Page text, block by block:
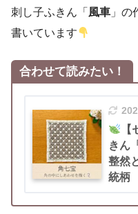
刺し子ふきん「 風車 」の
書いています
合わせて読みたい！
きん
整然
統柄